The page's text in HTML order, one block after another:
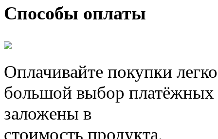
Способы оплаты
Оплачивайте покупки
большой выбор
заложены в
стоимость продукта.